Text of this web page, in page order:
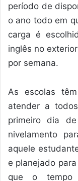
período de
o ano todo em
carga é
inglês no
por semana.
As escolas
atender a
primeiro dia
nivelamento
aquele
e planejado
que o tempo